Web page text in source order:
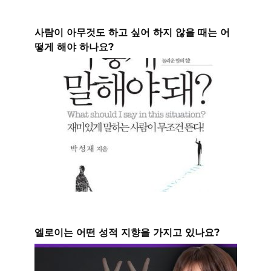
사람이 아무것도 하고 싶어 하지 않을 때는 어
떻게 해야 하나요?
엘로이는 어떤 성적 지향을 가지고 있나요?